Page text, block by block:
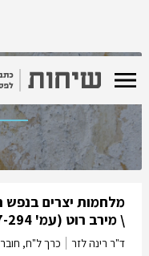
מלחמות יצרים בנפש
\ מירב רוט (עמ' 297-294)
ד"ר רינה לזר כרך ל"ח,